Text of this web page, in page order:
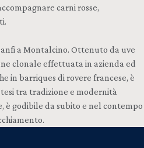
carni rosse,
a Montalcino. Ottenuto da uve
clonale effettuata in azienda ed
in barriques di rovere francese, è
tra tradizione e modernità
è godibile da subito e nel contempo